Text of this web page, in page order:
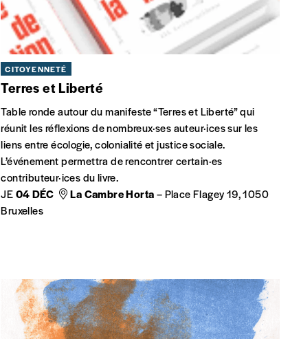
CITOYENNETÉ
Terres et Liberté
Table ronde autour du manifeste “Terres et Liberté” qui
réunit les réflexions de nombreux·ses auteur·ices sur les
liens entre écologie, colonialité et justice sociale.
L’événement permettra de rencontrer certain·es
contributeur·ices du livre.
JE04 DÉC La Cambre Horta– Place Flagey 19, 1050
Bruxelles